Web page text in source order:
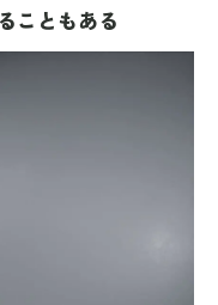
こともある